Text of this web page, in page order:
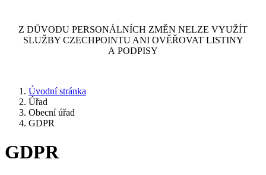
Z DŮVODU PERSONÁLNÍCH ZMĚN NELZE VYUŽÍT
SLUŽBY CZECHPOINTU ANI OVĚŘOVAT LISTINY
A PODPISY
Úvodní stránka
Úřad
Obecní úřad
GDPR
GDPR